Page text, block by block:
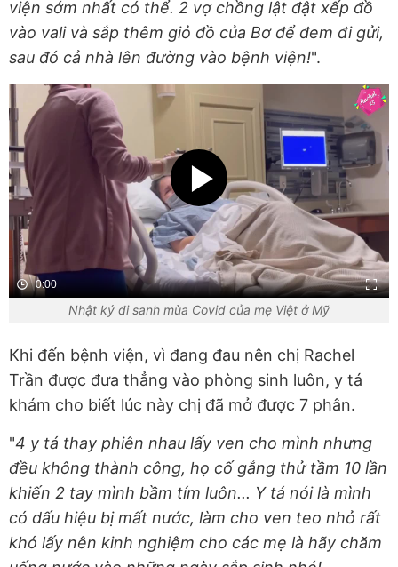
viện sớm nhất có thể. 2 vợ chồng lật đật xếp đồ
vào vali và sắp thêm giỏ đồ của Bơ để đem đi gửi,
sau đó cả nhà lên đường vào bệnh viện!".
0:00
Nhật ký đi sanh mùa Covid của mẹ Việt ở Mỹ
Khi đến bệnh viện, vì đang đau nên chị Rachel
Trần được đưa thẳng vào phòng sinh luôn, y tá
khám cho biết lúc này chị đã mở được 7 phân.
"4 y tá thay phiên nhau lấy ven cho mình nhưng
đều không thành công, họ cố gắng thử tầm 10 lần
khiến 2 tay mình bầm tím luôn... Y tá nói là mình
có dấu hiệu bị mất nước, làm cho ven teo nhỏ rất
khó lấy nên kinh nghiệm cho các mẹ là hãy chăm